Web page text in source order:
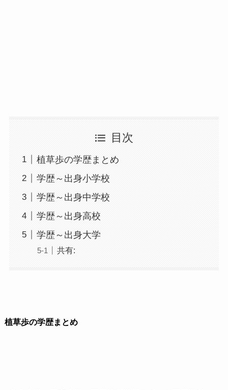
目次
植草歩の学歴まとめ
学歴～出身小学校
学歴～出身中学校
学歴～出身高校
学歴～出身大学
共有:
植草歩の学歴まとめ